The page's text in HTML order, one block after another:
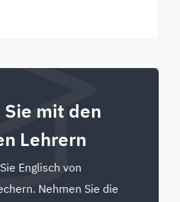
Sie mit den
Lehrern
Englisch von
Nehmen Sie die